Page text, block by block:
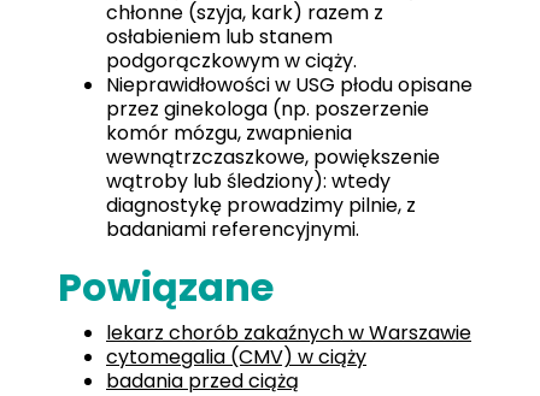
chłonne (szyja, kark) razem z
osłabieniem lub stanem
podgorączkowym w ciąży.
Nieprawidłowości w USG płodu opisane
przez ginekologa (np. poszerzenie
komór mózgu, zwapnienia
wewnątrzczaszkowe, powiększenie
wątroby lub śledziony): wtedy
diagnostykę prowadzimy pilnie, z
badaniami referencyjnymi.
Powiązane
lekarz chorób zakaźnych w Warszawie
cytomegalia (CMV) w ciąży
badania przed ciążą